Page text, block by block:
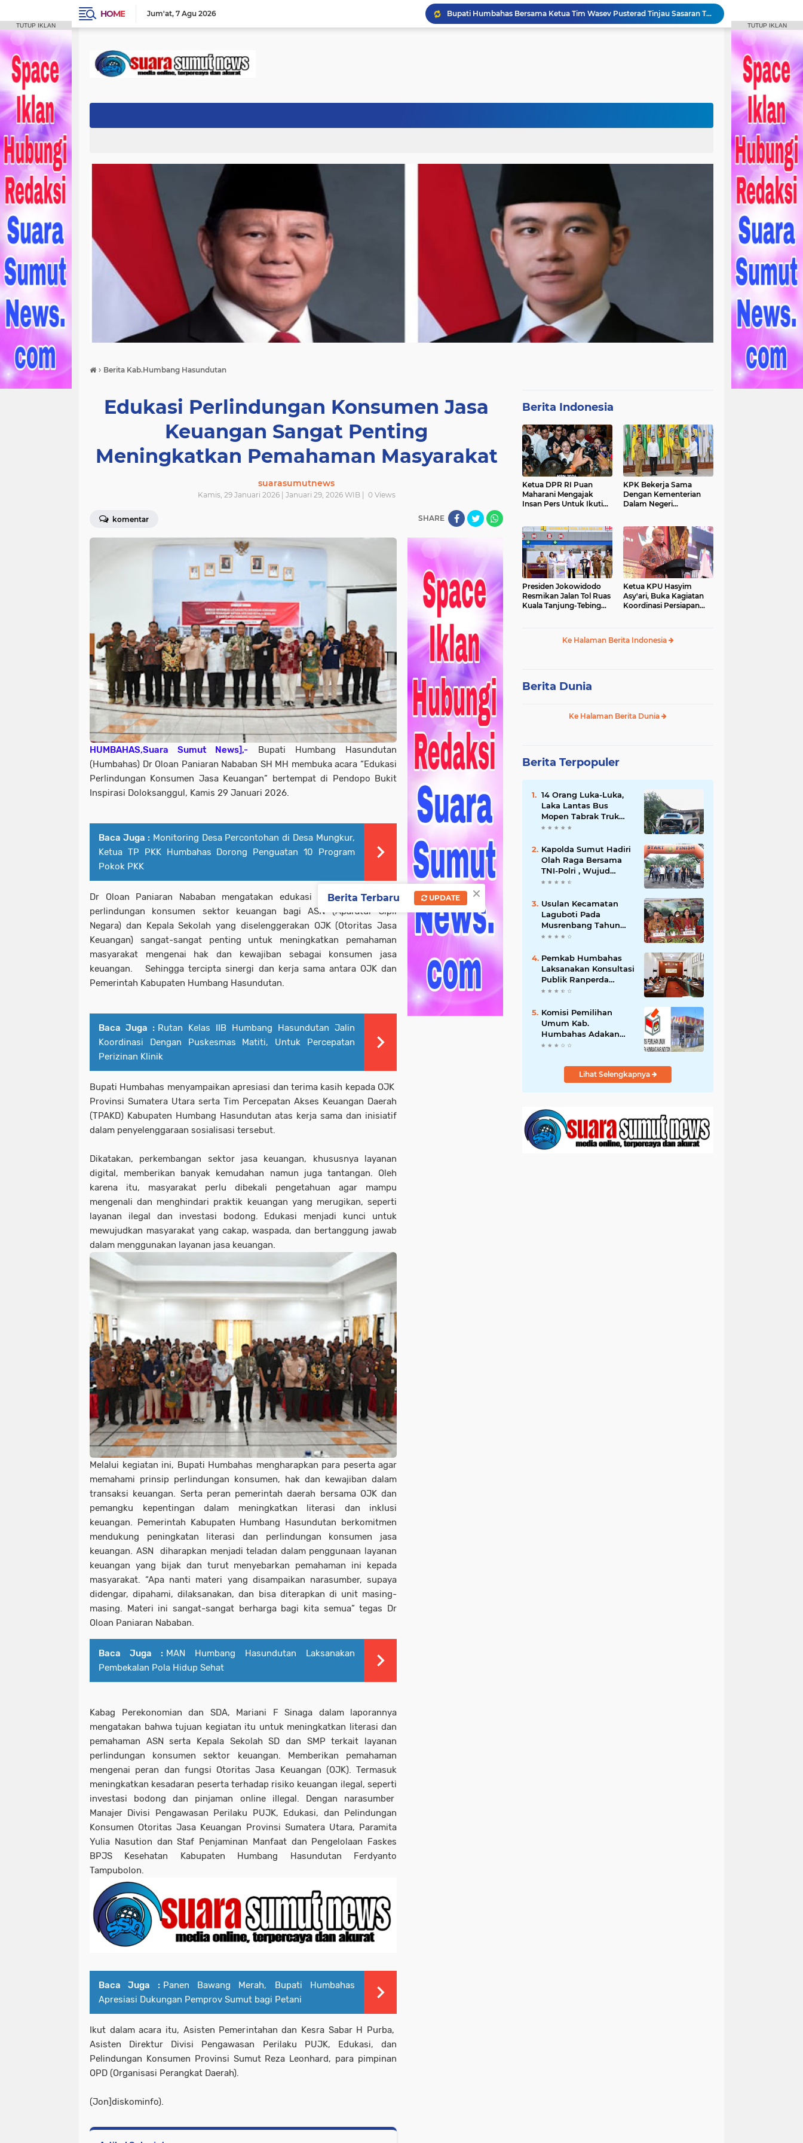
HOME Jum'at 7 Agu 2026
Bupati Humbahas Bersama Ketua Tim Wasev Pusterad Tinjau Sasaran TMMD.
Pemkab Humbang Hasundutan Salurkan Bantuan Sosial kepada Korban Kebakaran di Kecamatan Paranginan
Bupati Humbahas Letakkan Batu Pertama Pembangunan Cath Lab RSUD Doloksanggul
› Berita Kab.Humbang Hasundutan
Edukasi Perlindungan Konsumen Jasa
Keuangan Sangat Penting
Meningkatkan Pemahaman Masyarakat
suarasumutnews
Kamis, 29 Januari 2026 | Januari 29, 2026 WIB | 0Views
komentar SHARE
HUMBAHAS,Suara Sumut News],- Bupati Humbang Hasundutan
(Humbahas) Dr Oloan Paniaran Nababan SH MH membuka acara “Edukasi
Perlindungan Konsumen Jasa Keuangan” bertempat di Pendopo Bukit
Inspirasi Doloksanggul, Kamis 29 Januari 2026.
Baca Juga : Monitoring Desa Percontohan di Desa Mungkur,
Ketua TP PKK Humbahas Dorong Penguatan 10 Program
Pokok PKK
Dr Oloan Paniaran Nababan mengatakan edukasi informasi layanan
perlindungan konsumen sektor keuangan bagi ASN (Aparatur Sipil
Negara) dan Kepala Sekolah yang diselenggerakan OJK (Otoritas Jasa
Keuangan) sangat-sangat penting untuk meningkatkan pemahaman
masyarakat mengenai hak dan kewajiban sebagai konsumen jasa
keuangan. Sehingga tercipta sinergi dan kerja sama antara OJK dan
Pemerintah Kabupaten Humbang Hasundutan.
Baca Juga : Rutan Kelas IIB Humbang Hasundutan Jalin
Koordinasi Dengan Puskesmas Matiti, Untuk Percepatan
Perizinan Klinik
Bupati Humbahas menyampaikan apresiasi dan terima kasih kepada OJK
Provinsi Sumatera Utara serta Tim Percepatan Akses Keuangan Daerah
(TPAKD) Kabupaten Humbang Hasundutan atas kerja sama dan inisiatif
dalam penyelenggaraan sosialisasi tersebut.
Dikatakan, perkembangan sektor jasa keuangan, khususnya layanan
digital, memberikan banyak kemudahan namun juga tantangan. Oleh
karena itu, masyarakat perlu dibekali pengetahuan agar mampu
mengenali dan menghindari praktik keuangan yang merugikan, seperti
layanan ilegal dan investasi bodong. Edukasi menjadi kunci untuk
mewujudkan masyarakat yang cakap, waspada, dan bertanggung jawab
dalam menggunakan layanan jasa keuangan.
Melalui kegiatan ini, Bupati Humbahas mengharapkan para peserta agar
memahami prinsip perlindungan konsumen, hak dan kewajiban dalam
transaksi keuangan. Serta peran pemerintah daerah bersama OJK dan
pemangku kepentingan dalam meningkatkan literasi dan inklusi
keuangan. Pemerintah Kabupaten Humbang Hasundutan berkomitmen
mendukung peningkatan literasi dan perlindungan konsumen jasa
keuangan. ASN diharapkan menjadi teladan dalam penggunaan layanan
keuangan yang bijak dan turut menyebarkan pemahaman ini kepada
masyarakat. “Apa nanti materi yang disampaikan narasumber, supaya
didengar, dipahami, dilaksanakan, dan bisa diterapkan di unit masing-
masing. Materi ini sangat-sangat berharga bagi kita semua” tegas Dr
Oloan Paniaran Nababan.
Baca Juga : MAN Humbang Hasundutan Laksanakan
Pembekalan Pola Hidup Sehat
Kabag Perekonomian dan SDA, Mariani F Sinaga dalam laporannya
mengatakan bahwa tujuan kegiatan itu untuk meningkatkan literasi dan
pemahaman ASN serta Kepala Sekolah SD dan SMP terkait layanan
perlindungan konsumen sektor keuangan. Memberikan pemahaman
mengenai peran dan fungsi Otoritas Jasa Keuangan (OJK). Termasuk
meningkatkan kesadaran peserta terhadap risiko keuangan ilegal, seperti
investasi bodong dan pinjaman online illegal. Dengan narasumber
Manajer Divisi Pengawasan Perilaku PUJK, Edukasi, dan Pelindungan
Konsumen Otoritas Jasa Keuangan Provinsi Sumatera Utara, Paramita
Yulia Nasution dan Staf Penjaminan Manfaat dan Pengelolaan Faskes
BPJS Kesehatan Kabupaten Humbang Hasundutan Ferdyanto
Tampubolon.
Baca Juga : Panen Bawang Merah, Bupati Humbahas
Apresiasi Dukungan Pemprov Sumut bagi Petani
Ikut dalam acara itu, Asisten Pemerintahan dan Kesra Sabar H Purba,
Asisten Direktur Divisi Pengawasan Perilaku PUJK, Edukasi, dan
Pelindungan Konsumen Provinsi Sumut Reza Leonhard, para pimpinan
OPD (Organisasi Perangkat Daerah).
(Jon]diskominfo).
Berita Indonesia
Ketua DPR RI Puan
Maharani Mengajak
Insan Pers Untuk Ikuti
KPK Bekerja Sama
Dengan Kementerian
Dalam Negeri
Presiden Jokowidodo
Resmikan Jalan Tol Ruas
Kuala Tanjung-Tebing
Ketua KPU Hasyim
Asy'ari, Buka Kagiatan
Koordinasi Persiapan
Ke Halaman Berita Indonesia
Berita Dunia
Ke Halaman Berita Dunia
Berita Terpopuler
14 Orang Luka-Luka,
Laka Lantas Bus
Mopen Tabrak Truk
Sedang Parkir Di
Kapolda Sumut Hadiri
Olah Raga Bersama
TNI-Polri , Wujud
Kebersamaan Menjaga
Usulan Kecamatan
Laguboti Pada
Musrenbang Tahun
2025, Bupati Toba
Mendukung
Pertumbuhan
Pariwisata.
Pemkab Humbahas
Laksanakan Konsultasi
Publik Ranperda
Pemajuan
Komisi Pemilihan
Umum Kab.
Humbahas Adakan
Sosialisasi & Simulasi,
Rekapitulasi Suara.
Lihat Selengkapnya
TUTUP IKLAN TUTUP IKLAN
×
Berita Terbaru UPDATE